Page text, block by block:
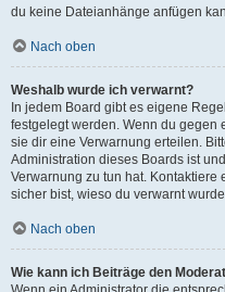
du keine Dateianhänge anfügen
Nach oben
Weshalb wurde ich verwarnt?
In jedem Board gibt es eigene
festgelegt werden. Wenn du gegen
sie dir eine Verwarnung erteilen.
Administration dieses Boards ist
Verwarnung zu tun hat. Kontaktiere
sicher bist, wieso du verwarnt
Nach oben
Wie kann ich Beiträge den